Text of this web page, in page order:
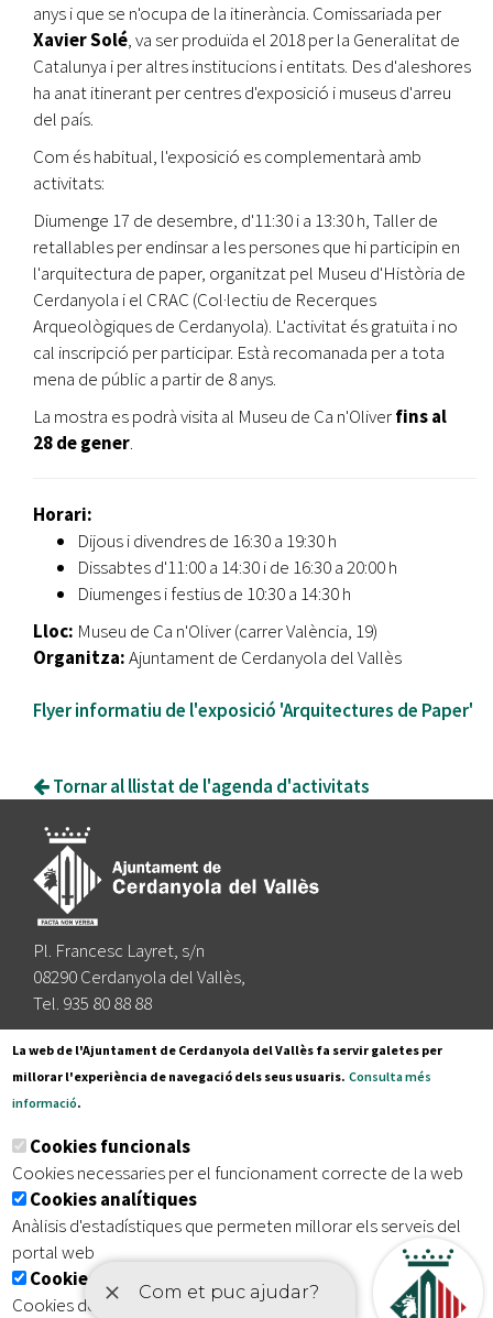
anys i que se n'ocupa de la itinerància. Comissariada per
Xavier Solé, va ser produïda el 2018 per la Generalitat de
Catalunya i per altres institucions i entitats. Des d'aleshores
ha anat itinerant per centres d'exposició i museus d'arreu
del país.
Com és habitual, l'exposició es complementarà amb
activitats:
Diumenge 17 de desembre, d'11:30 i a 13:30 h, Taller de
retallables per endinsar a les persones que hi participin en
l'arquitectura de paper, organitzat pel Museu d'Història de
Cerdanyola i el CRAC (Col·lectiu de Recerques
Arqueològiques de Cerdanyola). L'activitat és gratuïta i no
cal inscripció per participar. Està recomanada per a tota
mena de públic a partir de 8 anys.
La mostra es podrà visita al Museu de Ca n'Oliverfins al
28 de gener.
Horari:
Dijous i divendres de 16:30 a 19:30 h
Dissabtes d'11:00 a 14:30 i de 16:30 a 20:00 h
Diumenges i festius de 10:30 a 14:30 h
Lloc: Museu de Ca n'Oliver (carrer València, 19)
Organitza:Ajuntament de Cerdanyola del Vallès
Flyer informatiu de l'exposició 'Arquitectures de Paper'
Tornar al llistat de l'agenda d'activitats
Pl. Francesc Layret, s/n
08290 Cerdanyola del Vallès,
Tel. 935 80 88 88
Segueix-nos a:
Subscriu-te al nostre butlletí
Inici | Avís legal | Protecció de dades
| Accessibilitat
La web de l'Ajuntament de Cerdanyola del Vallès fa servir galetes per
millorar l'experiència de navegació dels seus usuaris. Consulta més
informació.
Cookies funcionals
Cookies necessaries per el funcionament correcte de la web
Cookies analítiques
Anàlisis d'estadístiques que permeten millorar els serveis del
portal web
Cookies publicitàries
Cookies de tercers amb finalitat publicitària